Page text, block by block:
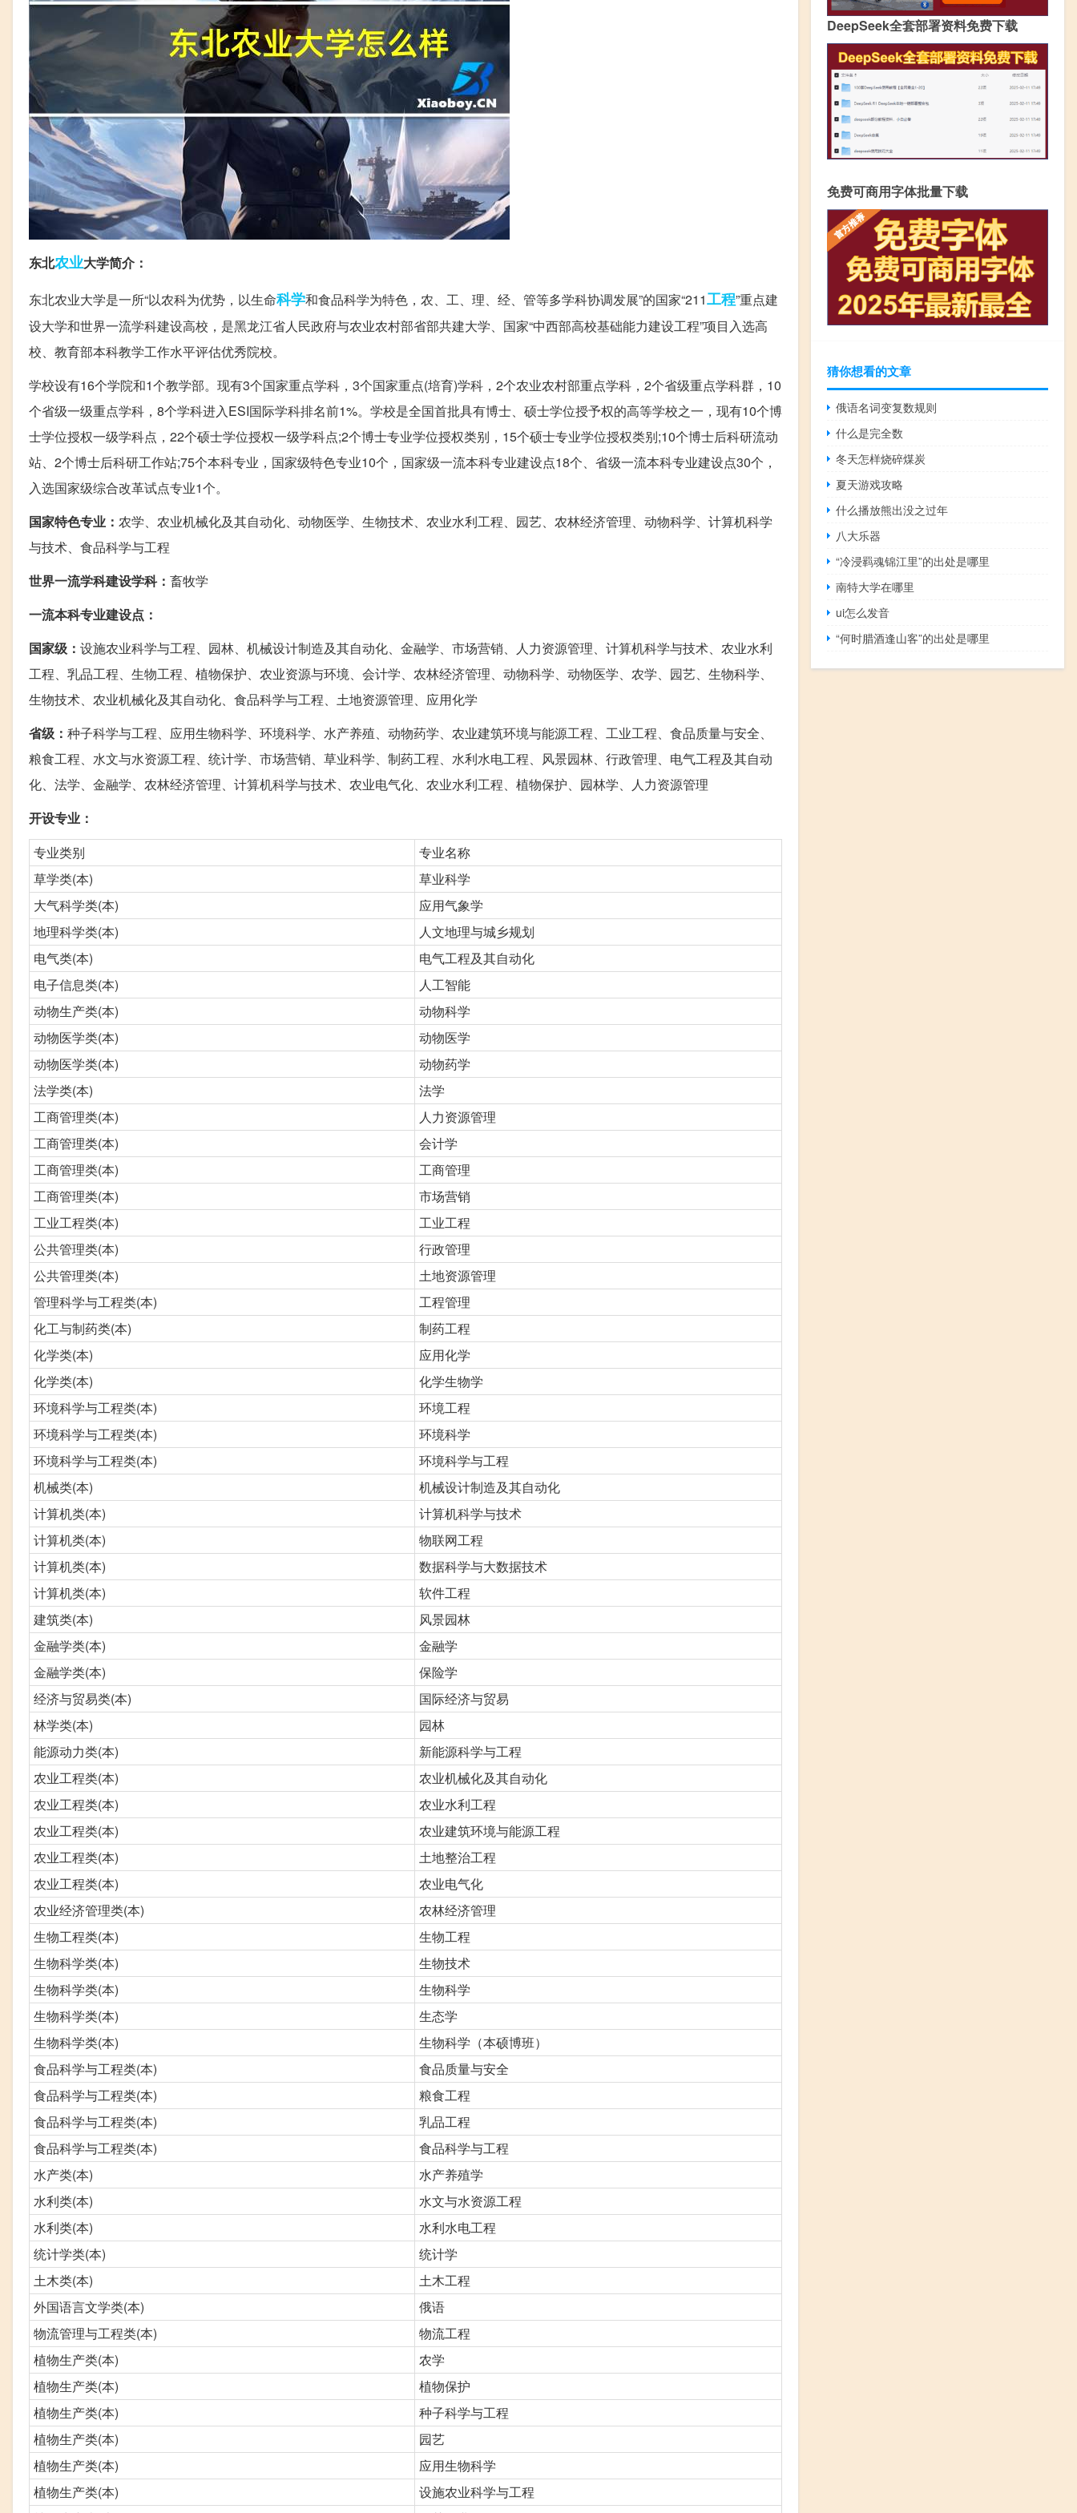
东北农业大学简介：
东北农业大学是一所“以农科为优势，以生命科学和食品科学为特色，农、工、理、经、管等多学科协调发展”的国家“211工程”重点建
设大学和世界一流学科建设高校，是黑龙江省人民政府与农业农村部省部共建大学、国家“中西部高校基础能力建设工程”项目入选高
校、教育部本科教学工作水平评估优秀院校。
学校设有16个学院和1个教学部。现有3个国家重点学科，3个国家重点(培育)学科，2个农业农村部重点学科，2个省级重点学科群，10
个省级一级重点学科，8个学科进入ESI国际学科排名前1%。学校是全国首批具有博士、硕士学位授予权的高等学校之一，现有10个博
士学位授权一级学科点，22个硕士学位授权一级学科点;2个博士专业学位授权类别，15个硕士专业学位授权类别;10个博士后科研流动
站、2个博士后科研工作站;75个本科专业，国家级特色专业10个，国家级一流本科专业建设点18个、省级一流本科专业建设点30个，
入选国家级综合改革试点专业1个。
国家特色专业： 农学、农业机械化及其自动化、动物医学、生物技术、农业水利工程、园艺、农林经济管理、动物科学、计算机科学
与技术、食品科学与工程
世界一流学科建设学科： 畜牧学
一流本科专业建设点：
国家级： 设施农业科学与工程、园林、机械设计制造及其自动化、金融学、市场营销、人力资源管理、计算机科学与技术、农业水利
工程、乳品工程、生物工程、植物保护、农业资源与环境、会计学、农林经济管理、动物科学、动物医学、农学、园艺、生物科学、
生物技术、农业机械化及其自动化、食品科学与工程、土地资源管理、应用化学
省级： 种子科学与工程、应用生物科学、环境科学、水产养殖、动物药学、农业建筑环境与能源工程、工业工程、食品质量与安全、
粮食工程、水文与水资源工程、统计学、市场营销、草业科学、制药工程、水利水电工程、风景园林、行政管理、电气工程及其自动
化、法学、金融学、农林经济管理、计算机科学与技术、农业电气化、农业水利工程、植物保护、园林学、人力资源管理
开设专业：
专业类别
专业名称
草学类(本)
草业科学
大气科学类(本)
应用气象学
地理科学类(本)
人文地理与城乡规划
电气类(本)
电气工程及其自动化
电子信息类(本)
人工智能
动物生产类(本)
动物科学
动物医学类(本)
动物医学
动物医学类(本)
动物药学
法学类(本)
法学
工商管理类(本)
人力资源管理
工商管理类(本)
会计学
工商管理类(本)
工商管理
工商管理类(本)
市场营销
工业工程类(本)
工业工程
公共管理类(本)
行政管理
公共管理类(本)
土地资源管理
管理科学与工程类(本)
工程管理
化工与制药类(本)
制药工程
化学类(本)
应用化学
化学类(本)
化学生物学
环境科学与工程类(本)
环境工程
环境科学与工程类(本)
环境科学
环境科学与工程类(本)
环境科学与工程
机械类(本)
机械设计制造及其自动化
计算机类(本)
计算机科学与技术
计算机类(本)
物联网工程
计算机类(本)
数据科学与大数据技术
计算机类(本)
软件工程
建筑类(本)
风景园林
金融学类(本)
金融学
金融学类(本)
保险学
经济与贸易类(本)
国际经济与贸易
林学类(本)
园林
能源动力类(本)
新能源科学与工程
农业工程类(本)
农业机械化及其自动化
农业工程类(本)
农业水利工程
农业工程类(本)
农业建筑环境与能源工程
农业工程类(本)
土地整治工程
农业工程类(本)
农业电气化
农业经济管理类(本)
农林经济管理
生物工程类(本)
生物工程
生物科学类(本)
生物技术
生物科学类(本)
生物科学
生物科学类(本)
生态学
生物科学类(本)
生物科学（本硕博班）
食品科学与工程类(本)
食品质量与安全
食品科学与工程类(本)
粮食工程
食品科学与工程类(本)
乳品工程
食品科学与工程类(本)
食品科学与工程
水产类(本)
水产养殖学
水利类(本)
水文与水资源工程
水利类(本)
水利水电工程
统计学类(本)
统计学
土木类(本)
土木工程
外国语言文学类(本)
俄语
物流管理与工程类(本)
物流工程
植物生产类(本)
农学
植物生产类(本)
植物保护
植物生产类(本)
种子科学与工程
植物生产类(本)
园艺
植物生产类(本)
应用生物科学
植物生产类(本)
设施农业科学与工程
DeepSeek全套部署资料免费下载
免费可商用字体批量下载
猜你想看的文章
俄语名词变复数规则
什么是完全数
冬天怎样烧碎煤炭
夏天游戏攻略
什么播放熊出没之过年
八大乐器
“冷浸羁魂锦江里”的出处是哪里
南特大学在哪里
ui怎么发音
“何时腊酒逢山客”的出处是哪里